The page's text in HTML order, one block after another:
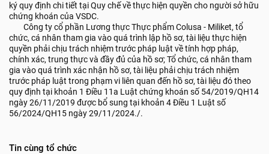
ký quy định chi tiết tại Quy chế về thực hiện quyền cho người sở hữu
chứng khoán của VSDC.
Công ty cổ phần Lương thực Thực phẩm Colusa - Miliket, tổ
chức, cá nhân tham gia vào quá trình lập hồ sơ, tài liệu thực hiện
quyền phải chịu trách nhiệm trước pháp luật về tính hợp pháp,
chính xác, trung thực và đầy đủ của hồ sơ; Tổ chức, cá nhân tham
gia vào quá trình xác nhận hồ sơ, tài liệu phải chịu trách nhiệm
trước pháp luật trong phạm vi liên quan đến hồ sơ, tài liệu đó theo
quy định tại khoản 1 Điều 11a Luật chứng khoán số 54/2019/QH14
ngày 26/11/2019 được bổ sung tại khoản 4 Điều 1 Luật số
56/2024/QH15 ngày 29/11/2024./.
Tin cùng tổ chức